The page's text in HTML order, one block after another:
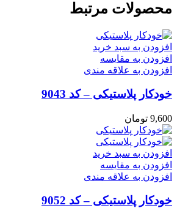
محصولات مرتبط
افزودن به سبد خرید
افزودن به مقایسه
افزودن به علاقه مندی
خودکار پلاستیکی – کد 9043
9,600 تومان
افزودن به سبد خرید
افزودن به مقایسه
افزودن به علاقه مندی
خودکار پلاستیکی – کد 9052